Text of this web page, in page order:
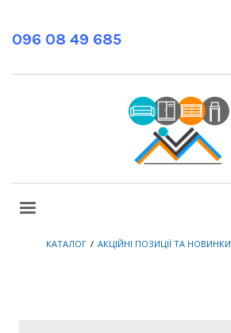
096 08 49 685
КАТАЛОГ АКЦІЙНІ ПОЗИЦІЇ ТА НОВИНКИ